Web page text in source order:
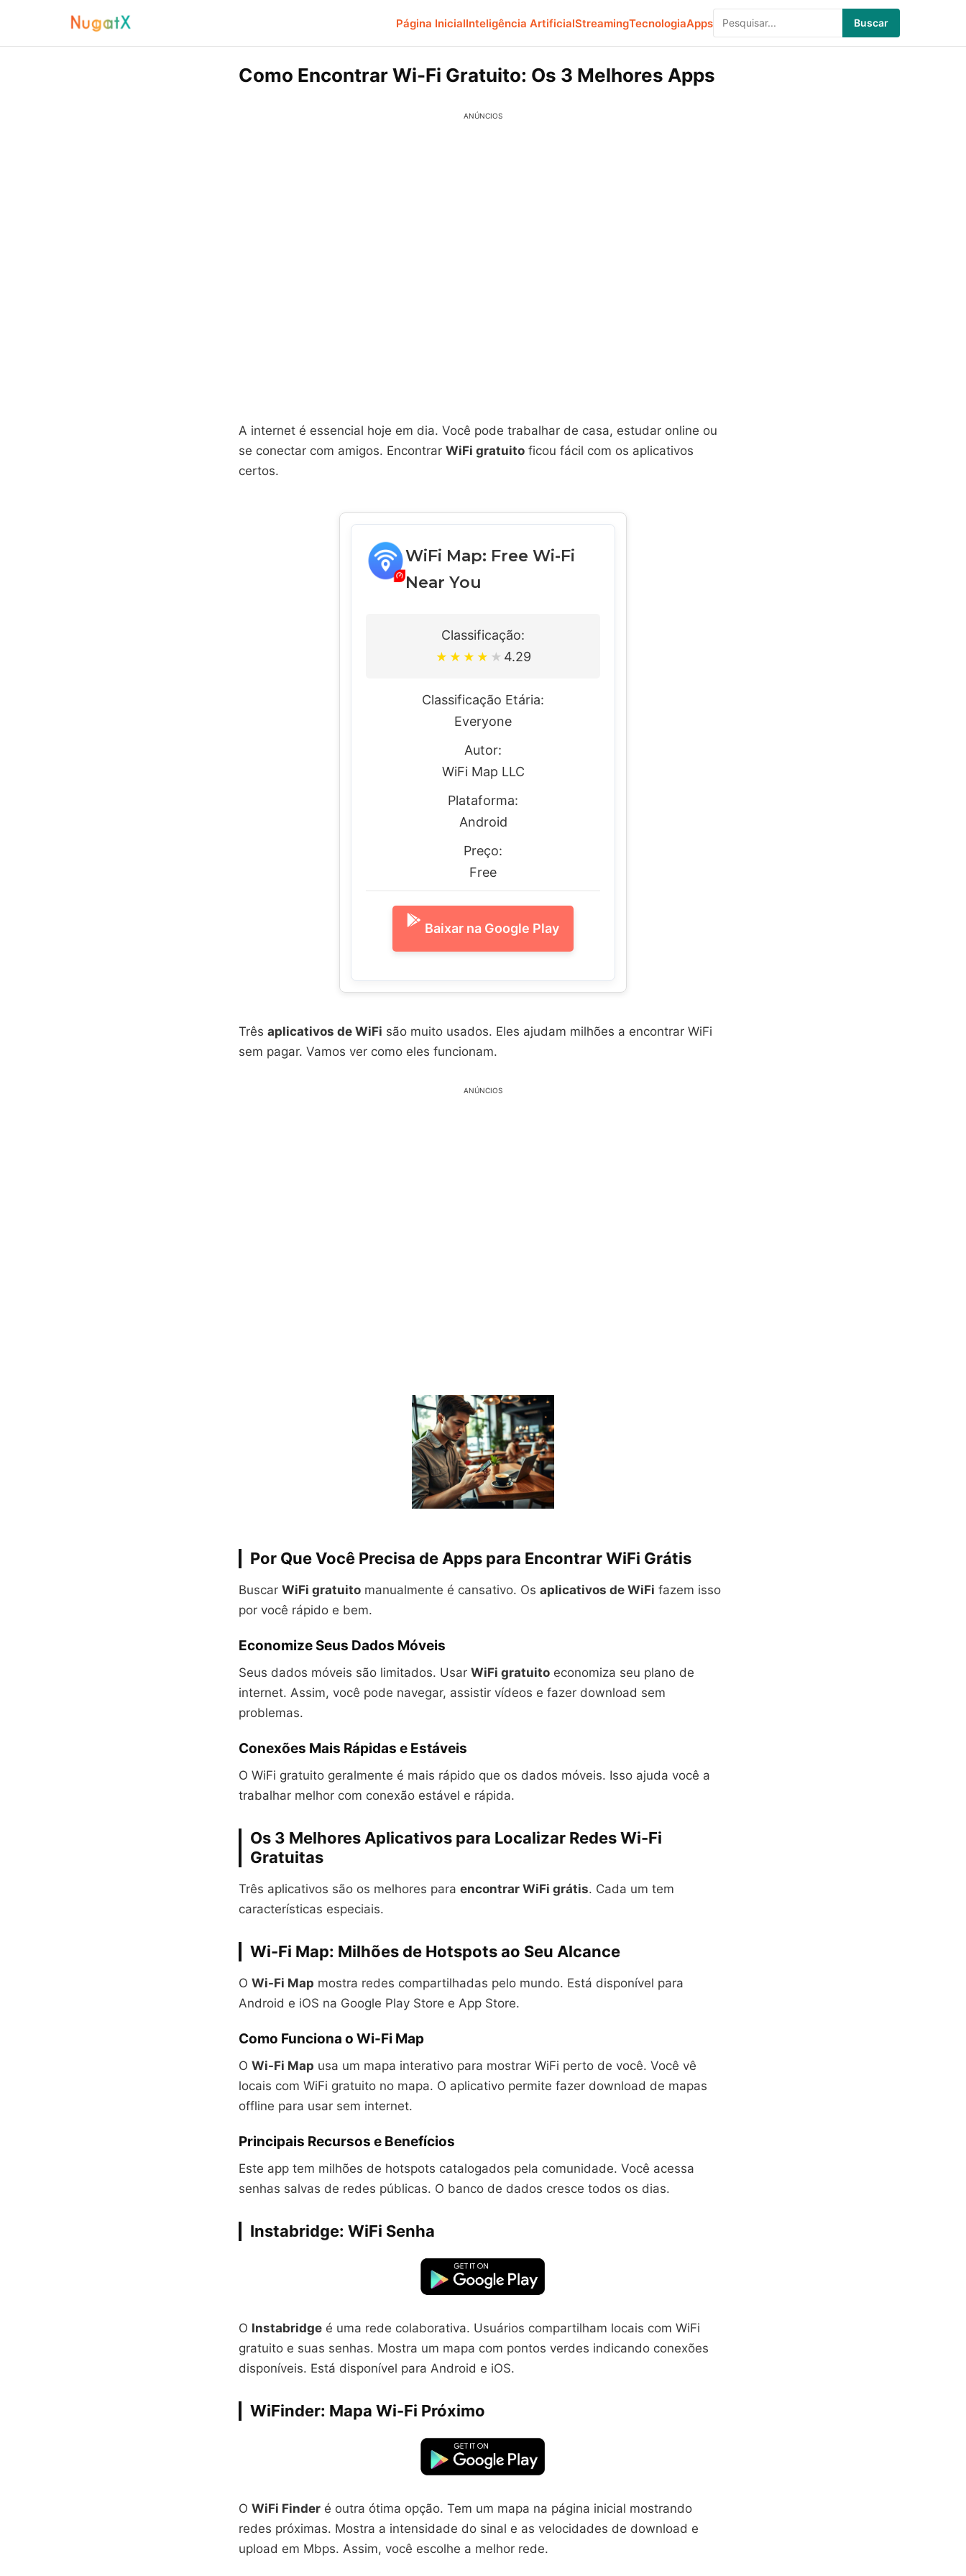
Página InicialInteligência ArtificialStreamingTecnologiaApps Buscar
Como Encontrar Wi-Fi Gratuito: Os 3 Melhores Apps
ANÚNCIOS
A internet é essencial hoje em dia. Você pode trabalhar de casa, estudar online ou
se conectar com amigos. Encontrar WiFi gratuito ficou fácil com os aplicativos
certos.
WiFi Map: Free Wi-Fi
Near You
Classificação:
★ ★ ★ ★ ★ 4.29
Classificação Etária:
Everyone
Autor:
WiFi Map LLC
Plataforma:
Android
Preço:
Free
Baixar na Google Play
Três aplicativos de WiFi são muito usados. Eles ajudam milhões a encontrar WiFi
sem pagar. Vamos ver como eles funcionam.
ANÚNCIOS
Por Que Você Precisa de Apps para Encontrar WiFi Grátis
Buscar WiFi gratuito manualmente é cansativo. Os aplicativos de WiFi fazem isso
por você rápido e bem.
Economize Seus Dados Móveis
Seus dados móveis são limitados. Usar WiFi gratuito economiza seu plano de
internet. Assim, você pode navegar, assistir vídeos e fazer download sem
problemas.
Conexões Mais Rápidas e Estáveis
O WiFi gratuito geralmente é mais rápido que os dados móveis. Isso ajuda você a
trabalhar melhor com conexão estável e rápida.
Os 3 Melhores Aplicativos para Localizar Redes Wi-Fi
Gratuitas
Três aplicativos são os melhores para encontrar WiFi grátis. Cada um tem
características especiais.
Wi-Fi Map: Milhões de Hotspots ao Seu Alcance
O Wi-Fi Map mostra redes compartilhadas pelo mundo. Está disponível para
Android e iOS na Google Play Store e App Store.
Como Funciona o Wi-Fi Map
O Wi-Fi Map usa um mapa interativo para mostrar WiFi perto de você. Você vê
locais com WiFi gratuito no mapa. O aplicativo permite fazer download de mapas
offline para usar sem internet.
Principais Recursos e Benefícios
Este app tem milhões de hotspots catalogados pela comunidade. Você acessa
senhas salvas de redes públicas. O banco de dados cresce todos os dias.
Instabridge: WiFi Senha
O Instabridge é uma rede colaborativa. Usuários compartilham locais com WiFi
gratuito e suas senhas. Mostra um mapa com pontos verdes indicando conexões
disponíveis. Está disponível para Android e iOS.
WiFinder: Mapa Wi-Fi Próximo
O WiFi Finder é outra ótima opção. Tem um mapa na página inicial mostrando
redes próximas. Mostra a intensidade do sinal e as velocidades de download e
upload em Mbps. Assim, você escolhe a melhor rede.